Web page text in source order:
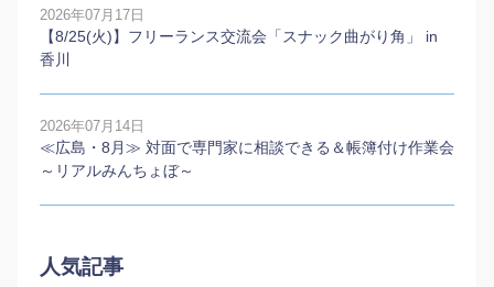
2026年07月17日
【8/25(火)】フリーランス交流会「スナック曲がり角」 in
香川
2026年07月14日
≪広島・8月≫ 対面で専門家に相談できる＆帳簿付け作業会
～リアルみんちょぼ～
人気記事